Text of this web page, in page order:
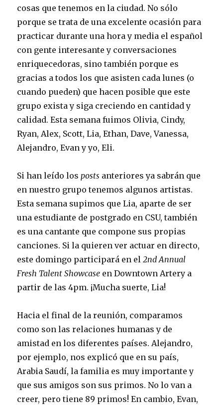
cosas que tenemos en la ciudad. No sólo
porque se trata de una excelente ocasión para
practicar durante una hora y media el español
con gente interesante y conversaciones
enriquecedoras, sino también porque es
gracias a todos los que asisten cada lunes (o
cuando pueden) que hacen posible que este
grupo exista y siga creciendo en cantidad y
calidad. Esta semana fuimos Olivia, Cindy,
Ryan, Alex, Scott, Lia, Ethan, Dave, Vanessa,
Alejandro, Evan y yo, Eli.
Si han leído losposts anteriores ya sabrán que
en nuestro grupo tenemos algunos artistas.
Esta semana supimos que Lia, aparte de ser
una estudiante de postgrado en CSU, también
es una cantante que compone sus propias
canciones. Si la quieren ver actuar en directo,
este domingo participará en el2nd Annual
Fresh Talent Showcase en Downtown Artery a
partir de las 4pm. ¡Mucha suerte, Lia!
Hacia el final de la reunión, comparamos
como son las relaciones humanas y de
amistad en los diferentes países. Alejandro,
por ejemplo, nos explicó que en su país,
Arabia Saudí, la familia es muy importante y
que sus amigos son sus primos. No lo van a
creer, pero tiene 89 primos! En cambio, Evan,